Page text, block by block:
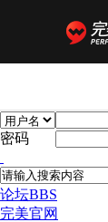
密码
论坛BBS
完美官网